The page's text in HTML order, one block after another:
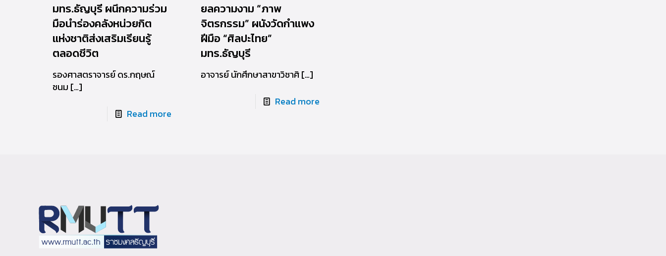
มทร.ธัญบุรี ผนึกความร่วม
มือนำร่องคลังหน่วยกิต
แห่งชาติส่งเสริมเรียนรู้
ตลอดชีวิต
รองศาสตราจารย์ ดร.กฤษณ์
ชนม […]
Read more
ยลความงาม “ภาพ
จิตรกรรม” ผนังวัดกำแพง
ฝีมือ “ศิลปะไทย”
มทร.ธัญบุรี
อาจารย์ นักศึกษาสาขาวิชาศิ[…]
Read more